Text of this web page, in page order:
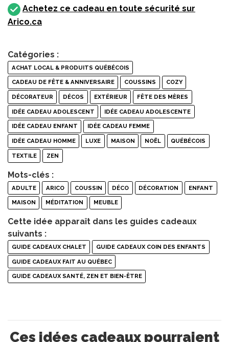
Achetez ce cadeau en toute sécurité sur
Arico.ca
Catégories :
ACHAT LOCAL & PRODUITS QUÉBÉCOIS
CADEAU DE FÊTE & ANNIVERSAIRE COUSSINS COZY
DÉCORATEUR DÉCOS EXTÉRIEUR FÊTE DES MÈRES
IDÉE CADEAU ADOLESCENT IDÉE CADEAU ADOLESCENTE
IDÉE CADEAU ENFANT IDÉE CADEAU FEMME
IDÉE CADEAU HOMME LUXE MAISON NOËL QUÉBÉCOIS
TEXTILE ZEN
Mots-clés :
ADULTE ARICO COUSSIN DÉCO DÉCORATION ENFANT
MAISON MÉDITATION MEUBLE
Cette idée apparaît dans les guides cadeaux
suivants :
GUIDE CADEAUX CHALET GUIDE CADEAUX COIN DES ENFANTS
GUIDE CADEAUX FAIT AU QUÉBEC
GUIDE CADEAUX SANTÉ, ZEN ET BIEN-ÊTRE
Ces idées cadeaux pourraient